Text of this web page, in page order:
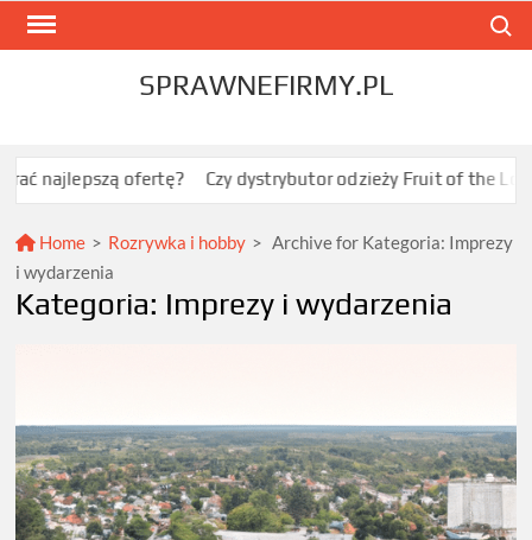
Skip
SPRAWNEFIRMY.PL
ofertę? Czy dystrybutor odzieży Fruit of the Loom
Home > Rozrywka i hobby > Archive for Kategoria: Imprezy
i wydarzenia
Kategoria: Imprezy i wydarzenia